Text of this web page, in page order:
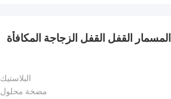
المسمار القفل القفل الزجاجة المكافأة
البلاستيك
مضخة محلول